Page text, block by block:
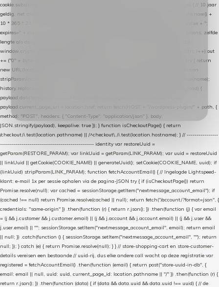
cookie.substring(name.length + 1); } return null; } function setCookie(name, value) { // 10 jaar
geldig, net als de cookie van de WooCommerce-plugin var expires = new Date(Date.now() +
10 * 365 * 24 * 60 * 60 * 1000).toUTCString(); document.cookie = name + "=" + value + ";
expires=" + expires + "; path=/; SameSite=Lax"; } function generateUuid() { // 32 tekens, zelfde
lengte als de cookie van de WooCommerce-plugin var bytes = new Uint8Array(16);
window.crypto.getRandomValues(bytes); var out = ""; for (var i = 0; i < bytes.length; i++) out
+= ("0" + bytes[i].toString(16)).slice(-2); return out; } function getParam(name) { try { return
new URL(location.href).searchParams.get(name); } catch (e) { return null; } } function
stripParam(name) { try { var url = new URL(location.href); url.searchParams.delete(name);
history.replaceState(null, "", url.toString()); } catch (e) {} } function post(path, payload) {
payload.datalayer_token = TOKEN; payload.user_agent = navigator.userAgent;
payload.current_page_url = location.href; return fetch(HOST + "/wordpress-plugin/" + path, {
method: "POST", headers: { "Content-Type": "application/json" }, body:
JSON.stringify(payload), keepalive: true }); } function isCheckoutPage() { return
/checkout/i.test(location.pathname) || /^checkout\./i.test(location.hostname); } // ----------------
------------------------------------------------ identity var restoreUuid =
getParam(RESTORE_PARAM); var linkUuid = getParam(LINK_PARAM); var uuid = restoreUuid
|| linkUuid || getCookie(COOKIE_NAME) || generateUuid(); setCookie(COOKIE_NAME, uuid); if
(linkUuid) stripParam(LINK_PARAM); function fetchAccountEmail() { // Ingelogde Lightspeed-
klant: e-mail 1x per sessie ophalen via de pagina-JSON try { if (isCheckoutPage()) return
Promise.resolve(null); var cached = sessionStorage.getItem("nextmessage_account_email"); if
(cached !== null) return Promise.resolve(cached || null); return fetch("/account/?format=json", {
credentials: "same-origin" }) .then(function (r) { return r.json(); }) .then(function (j) { var email
= (j && j.customer && j.customer.email) || (j && j.account && j.account.email) || (j && j.user &&
j.user.email) || ""; sessionStorage.setItem("nextmessage_account_email", email); return email
|| null; }) .catch(function () { sessionStorage.setItem("nextmessage_account_email", ""); return
null; }); } catch (e) { return Promise.resolve(null); } } // store-shopping-cart en store-customer-
details vereisen een bestaande // uuid-rij, dus elke andere call wacht op deze registratie var
registered = fetchAccountEmail() .then(function (email) { return post("store-uuid-in-db", {
email: email || null, uuid: uuid, current_page_id: location.pathname || "/" }) .then(function (r) {
return r.json(); }) .then(function (data) { if (data && data.uuid && data.uuid !== uuid) { // de